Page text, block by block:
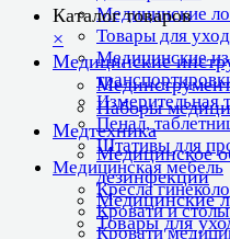
Медицинские
Товары для
Медицинские
Измерительная
Пенал,
Штативы для
Медицинская мебель
Кресла
Кровати и
Кровати
Каталог товаров
×
Медицинские
Наборы
Медтехника
Медицинское
дезинфекции
Медицинские
Товары для